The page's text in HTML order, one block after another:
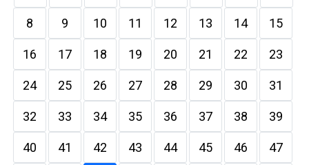
8 9 10 11 12 13 14 15
16 17 18 19 20 21 22 23
24 25 26 27 28 29 30 31
32 33 34 35 36 37 38 39
40 41 42 43 44 45 46 47